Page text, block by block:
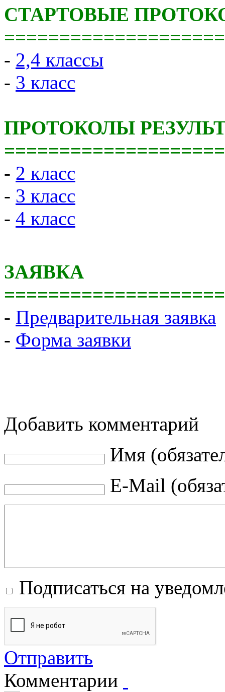
СТАРТОВЫЕ
- 2,4 классы
- 3 класс
ПРОТОКОЛЫ
- 2 класс
- 3 класс
- 4 класс
ЗАЯВКА
- Предварительная заявка
- Форма заявки
Добавить комментарий
Имя
E-Mail
Подписаться на
Отправить
Комментарии